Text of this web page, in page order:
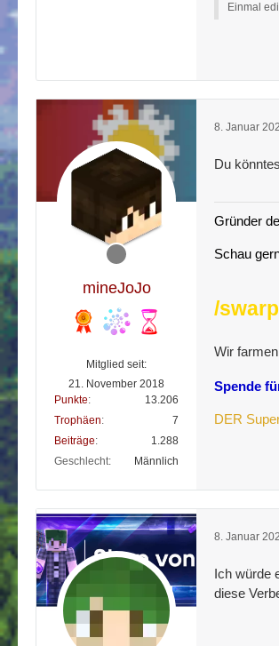
Einmal
mineJoJo
Mitglied seit:
21. November 2018
Punkte
13.206
Trophäen
7
Beiträge
1.288
Geschlecht
Männlich
8. Januar
Du
Gründer
Schau
/
Wir
Spende
DER
8. Januar
Ich würde
diese